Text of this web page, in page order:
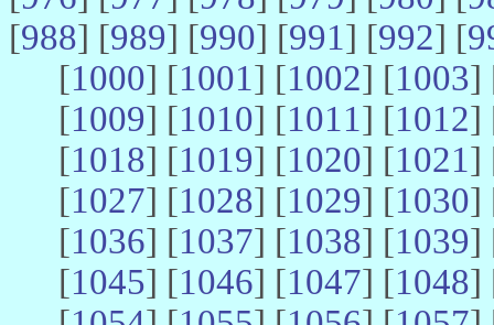
[988] [989] [990] [991] [992] [
[1000] [1001] [1002] [1003]
[1009] [1010] [1011] [1012]
[1018] [1019] [1020] [1021]
[1027] [1028] [1029] [1030]
[1036] [1037] [1038] [1039]
[1045] [1046] [1047] [1048]